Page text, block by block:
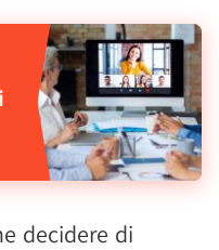
decidere di